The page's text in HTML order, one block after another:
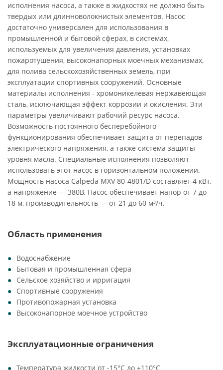
исполнения насоса, а также в жидкостях не должно быть
твердых или длинноволокнистых элементов. Насос
достаточно универсален для использования в
промышленной и бытовой сферах, в системах,
используемых для увеличения давления, установках
пожаротушения, высоконапорных моечных механизмах,
для полива сельскохозяйственных земель, при
эксплуатации спортивных сооружений. Основные
материалы исполнения - хромоникелевая нержавеющая
сталь, исключающая эффект коррозии и окисления. Эти
параметры увеличивают рабочий ресурс насоса.
Возможность постоянного бесперебойного
функционирования обеспечивает защита от перепадов
электрического напряжения, а также система защиты
уровня масла. Специальные исполнения позволяют
использовать этот насос в горизонтальном положении.
Мощность насоса Calpeda MXV 80-4801/D составляет 4 кВт,
а напряжение — 380В. Насос обеспечивает напор от 7 до
18 м, производительность — от 21 до 60 м³/ч.
Область применения
Водоснабжение
Бытовая и промышленная сфера
Сельское хозяйство и ирригация
Спортивные сооружения
Противопожарная установка
Высоконапорное моечное устройство
Эксплуатационные ограничения
Температура жидкости от -15°C до +110°C